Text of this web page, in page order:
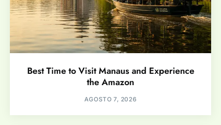
Best Time to Visit Manaus and Experience
the Amazon
AGOSTO 7, 2026